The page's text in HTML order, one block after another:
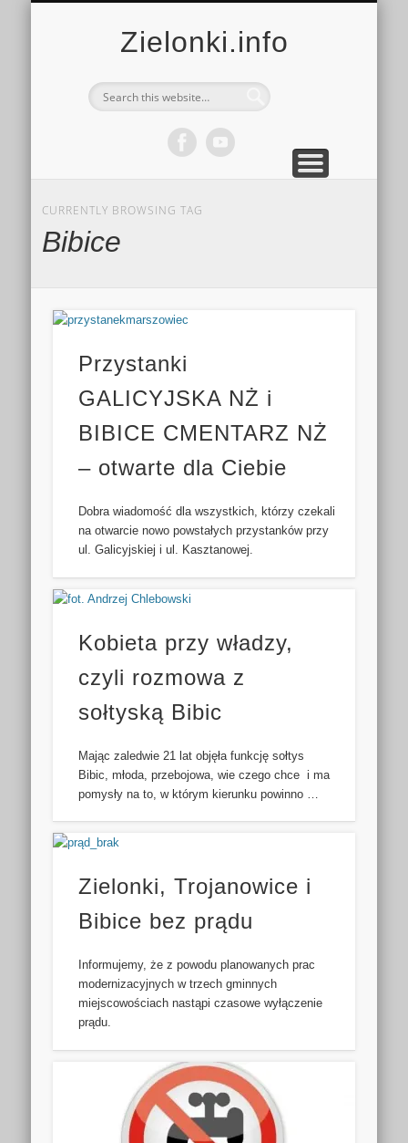
Zielonki.info
CURRENTLY BROWSING TAG
Bibice
Przystanki
GALICYJSKA NŻ i
BIBICE CMENTARZ NŻ
– otwarte dla Ciebie
Dobra wiadomość dla wszystkich, którzy czekali
na otwarcie nowo powstałych przystanków przy
ul. Galicyjskiej i ul. Kasztanowej.
Kobieta przy władzy,
czyli rozmowa z
sołtyską Bibic
Mając zaledwie 21 lat objęła funkcję sołtys
Bibic, młoda, przebojowa, wie czego chce i ma
pomysły na to, w którym kierunku powinno …
Zielonki, Trojanowice i
Bibice bez prądu
Informujemy, że z powodu planowanych prac
modernizacyjnych w trzech gminnych
miejscowościach nastąpi czasowe wyłączenie
prądu.